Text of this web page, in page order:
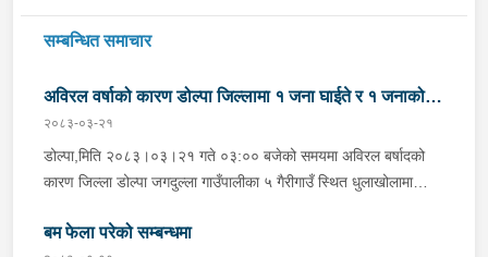
सम्बन्धित समाचार
अविरल वर्षाको कारण डोल्पा जिल्लामा १ जना घाईते र १ जनाको
मृत्यु
२०८३-०३-२१
डोल्पा,मिति २०८३।०३।२१ गते ०३:०० बजेको समयमा अविरल बर्षादको
कारण जिल्ला डोल्पा जगदुल्ला गाउँपालीका ५ गैरीगाउँ स्थित धुलाखोलामा
माझगाउ डोल्पाबाट प्र.स.नि. रघुनाथ पाण्डेको कमाण्डमा ५ जनाको टोली
बम फेला परेको सम्बन्धमा